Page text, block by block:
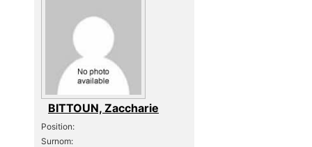
BITTOUN, Zaccharie
Position:
Surnom: